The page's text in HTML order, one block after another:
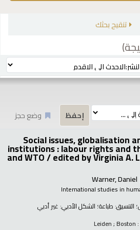
تنقيح بحثك
وضع حجز
Social issues, globalisation
institutions : labour rights and
and WTO /edited by Virginia A.
Warner, Daniel
International studies in
؛ التنسيق: طباعة؛ الشكل الأدبي: غير أدبي
Leiden ; Boston